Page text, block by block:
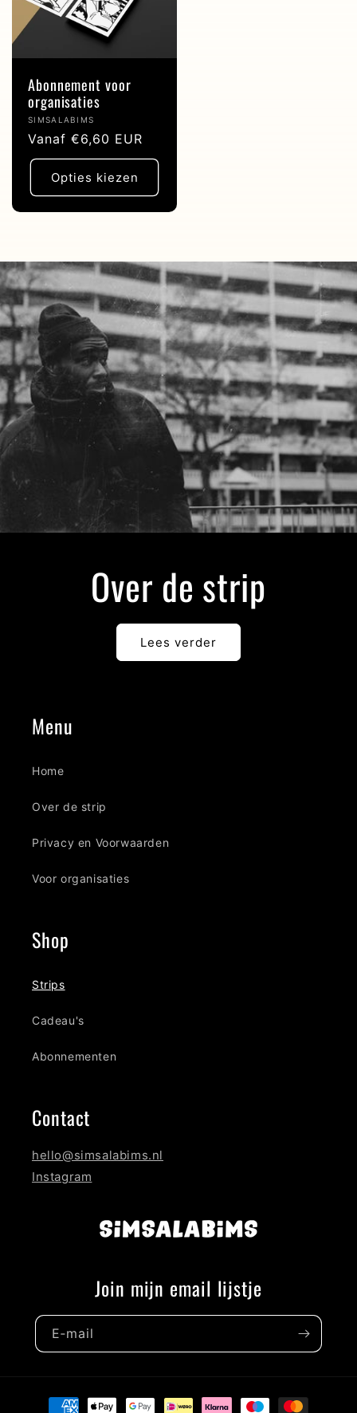
Abonnement voor
organisaties
Verkoper:
SIMSALABIMS
Normale
prijs
Vanaf €6,60 EUR
Opties kiezen
Over de strip
Lees verder
Menu
Home
Over de strip
Privacy en Voorwaarden
Voor organisaties
Shop
Strips
Cadeau's
Abonnementen
Contact
hello@simsalabims.nl
Instagram
Join mijn email lijstje
E‑mail
Betaalmethoden